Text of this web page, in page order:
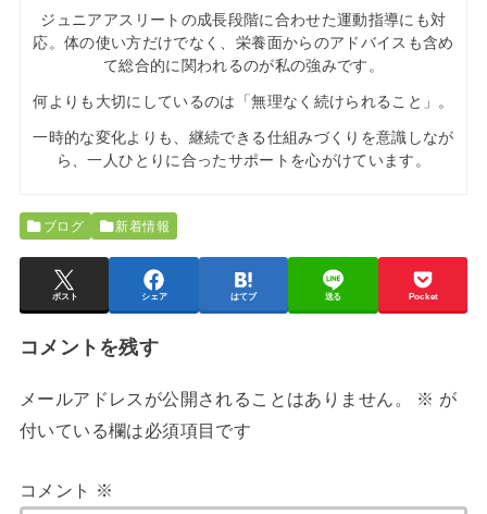
ジュニアアスリートの成長段階に合わせた運動指導にも対
応。体の使い方だけでなく、栄養面からのアドバイスも含め
て総合的に関われるのが私の強みです。
何よりも大切にしているのは「無理なく続けられること」。
一時的な変化よりも、継続できる仕組みづくりを意識しなが
ら、一人ひとりに合ったサポートを心がけています。
ブログ 新着情報
ポスト シェア はてブ 送る Pocket
コメントを残す
メールアドレスが公開されることはありません。 ※ が
付いている欄は必須項目です
コメント ※